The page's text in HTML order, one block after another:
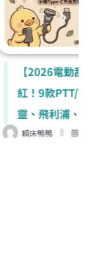
渣與泛
百